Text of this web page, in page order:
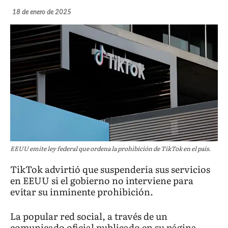
18 de enero de 2025
EEUU emite ley federal que ordena la prohibición de TikTok en el país.
TikTok advirtió que suspendería sus servicios
en EEUU si el gobierno no interviene para
evitar su inminente prohibición.
La popular red social, a través de un